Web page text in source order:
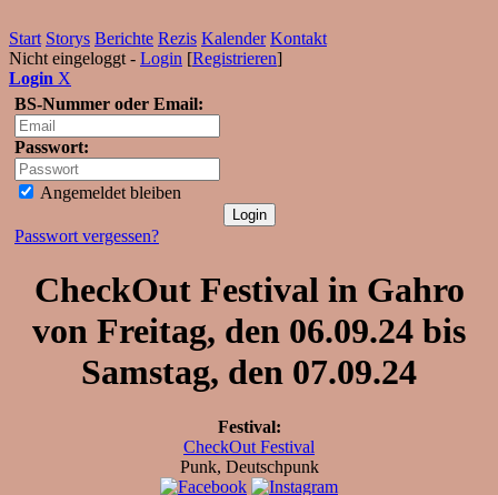
Start Storys Berichte Rezis Kalender Kontakt
Nicht eingeloggt - Login [Registrieren]
Login X
BS-Nummer oder Email:
Passwort:
Angemeldet bleiben
Passwort vergessen?
CheckOut Festival in Gahro
von Freitag, den 06.09.24 bis
Samstag, den 07.09.24
Festival:
CheckOut Festival
Punk, Deutschpunk